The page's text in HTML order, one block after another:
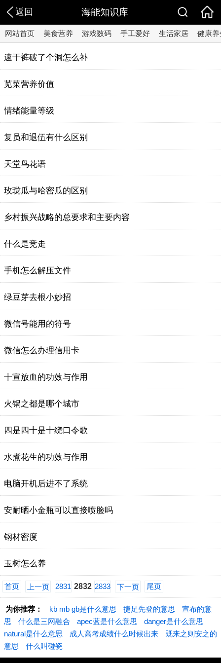
返回 海能知识库
网站首页 美食营养 游戏数码 手工爱好 生活家居 健康养
速干裤破了个洞怎么补
苋菜营养价值
情绪能量等级
复员和退伍有什么区别
天堂鸟花语
玫珑瓜与哈密瓜的区别
乡村振兴战略的总要求和主要内容
什么是竞走
手机怎么解压文件
绿豆芽去根小妙招
微信号能用的符号
微信怎么办理信用卡
十宣放血的功效与作用
火锅之都是哪个城市
四是四十是十绕口令歌
水煮花生的功效与作用
电脑开机后进不了系统
​安耐晒小金瓶可以直接喷脸吗
钢材密度
玉树怎么养
首页 上一页 2831 2832 2833 下一页 尾页
为你推荐： kb mb gb是什么意思 捷足先登的意思
宣布的意
思
什么是三网融合 apec蓝是什么意思
danger是什么意思
natural是什么意思
成人高考成绩什么时候出来
既来之则安之的
意思
什么叫碰瓷